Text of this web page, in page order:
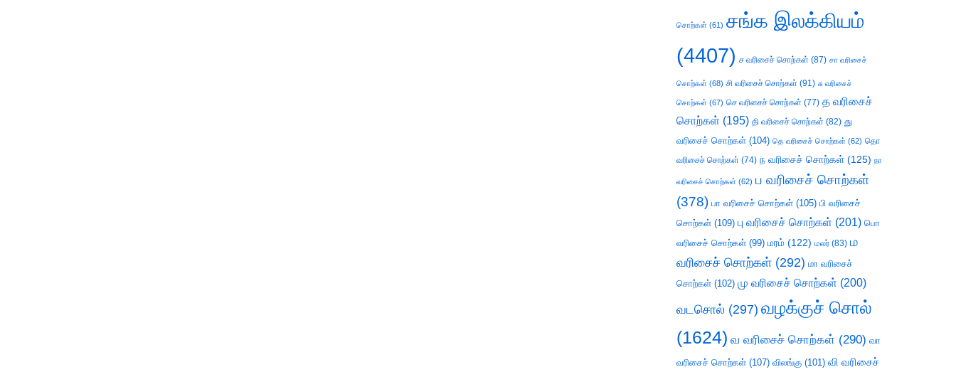
சொற்கள் (61) சங்க இலக்கியம்
(4407) ச வரிசைச் சொற்கள் (87) சா வரிசைச்
சொற்கள் (68) சி வரிசைச் சொற்கள் (91) சு வரிசைச்
சொற்கள் (67) செ வரிசைச் சொற்கள் (77) த வரிசைச்
சொற்கள் (195) தி வரிசைச் சொற்கள் (82) து
வரிசைச் சொற்கள் (104) தெ வரிசைச் சொற்கள் (62) தொ
வரிசைச் சொற்கள் (74) ந வரிசைச் சொற்கள் (125) நா
வரிசைச் சொற்கள் (62) ப வரிசைச் சொற்கள்
(378) பா வரிசைச் சொற்கள் (105) பி வரிசைச்
சொற்கள் (109) பு வரிசைச் சொற்கள் (201) பொ
வரிசைச் சொற்கள் (99) மரம் (122) மலர் (83) ம
வரிசைச் சொற்கள் (292) மா வரிசைச்
சொற்கள் (102) மு வரிசைச் சொற்கள் (200)
வடசொல் (297) வழக்குச் சொல்
(1624) வ வரிசைச் சொற்கள் (290) வா
வரிசைச் சொற்கள் (107) விலங்கு (101) வி வரிசைச்